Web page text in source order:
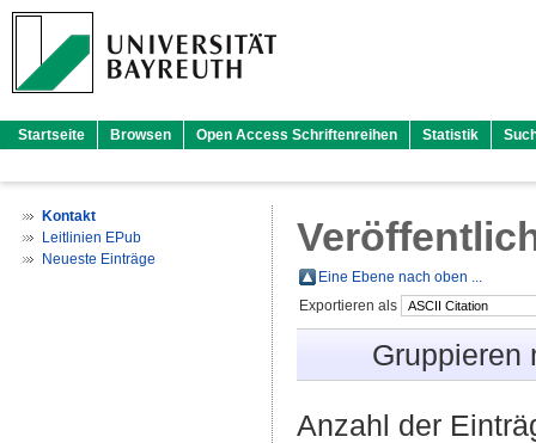
Startseite Browsen Open Access Schriftenreihen Statistik
Kontakt
Leitlinien EPub
Neueste Einträge
Eine Ebene nach oben ...
Exportieren als
Anzahl der